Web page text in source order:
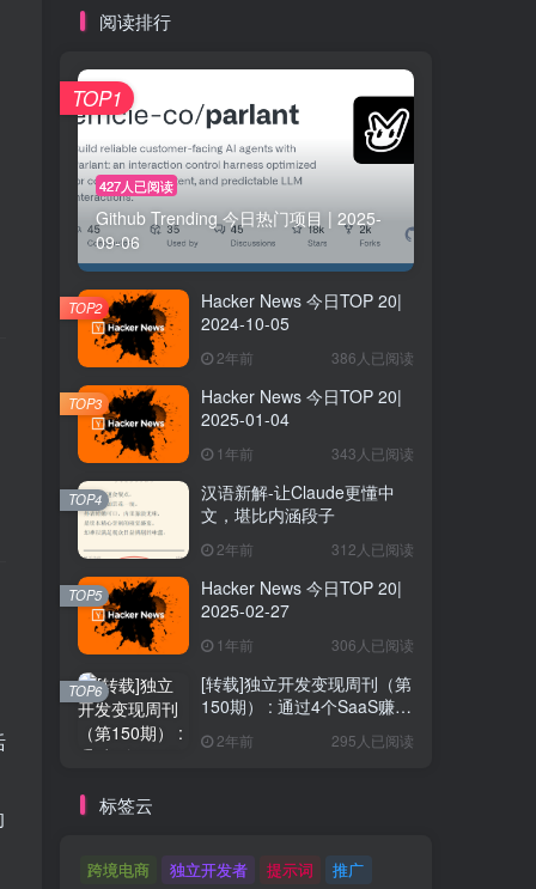
12.The quiet art of attention
14.Show HN: A VSCode Extension to edit HTML visually in real-time
17.Making the Tibetan language a first-class citizen in the digital world
18.Faster convergence for diffusion models
19.Why does FM sound better than AM?
20.Embedded Rust in Production?
12.The quiet art of attention
14.Show HN: A VSCode Extension to edit HTML visually in real-time
17.Making the Tibetan language a first-class citizen in the digital world
18.Faster convergence for diffusion models
19.Why does FM sound better than AM?
20.Embedded Rust in Production?
阅读排行
427人已阅读
Github Trending 今日热门项目 | 2025-
09-06
TOP1
Hacker News 今日TOP 20|
2024-10-05
2年前 386人已阅读
TOP2
Hacker News 今日TOP 20|
2025-01-04
1年前 343人已阅读
TOP3
汉语新解-让Claude更懂中
文，堪比内涵段子
2年前 312人已阅读
TOP4
Hacker News 今日TOP 20|
2025-02-27
1年前 306人已阅读
TOP5
[转载]独立开发变现周刊（第
150期） : 通过4个SaaS赚取
2年前 295人已阅读
TOP6
标签云
跨境电商 独立开发者 提示词
推广